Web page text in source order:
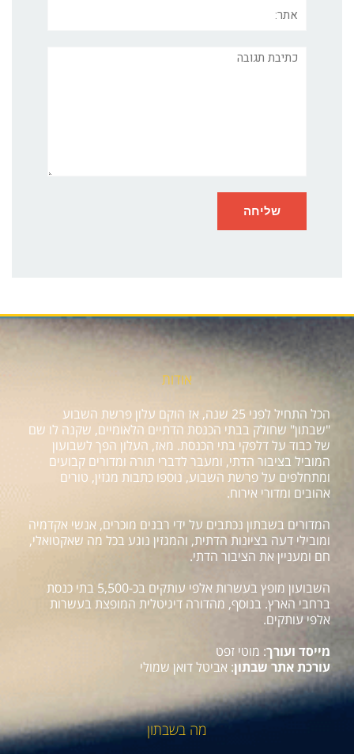
תגובה
אודות
הכל התחיל לפני 25 שנה, אז הוקם עלון פרשת השבוע
"שבתון" שחולק בבתי הכנסת הדתיים הלאומיים, שקנה לו שם
של כבוד על דלפקי בתי הכנסת. מאז, העלון הפך לשבועון
המוביל בציבור הדתי, ומעבר לדברי תורה ומדורים קבועים
ומתחלפים על פרשת השבוע, נוספו כתבות מגזין, טורים
אהובים ומדורי אירוח.
המדורים בשבתון נכתבים על ידי רבנים מוכרים, אנשי אקדמיה
ומובילי דעה בציונות הדתית, והמגזין נוגע בכל מה שאקטואלי,
חם ומעניין את הציבור הדתי.
השבועון מופץ בעשרות אלפי עותקים בכ-5,500 בתי כנסת
ברחבי הארץ. בנוסף, מהדורה דיגיטלית המופצת בעשרות
אלפי עותקים.
מייסד ועורך: מוטי זפט
עורכת אתר שבתון: אביטל דואן שמולי
מה בשבתון